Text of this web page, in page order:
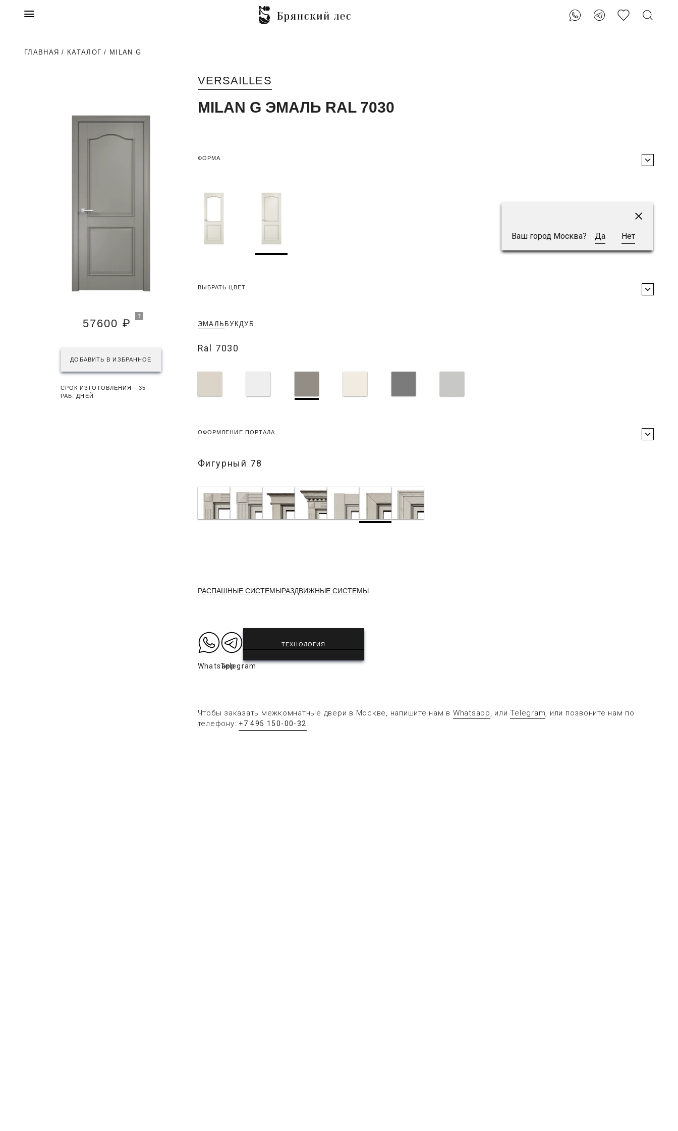
Ваш город Москва? Да Нет
ГЛАВНАЯ / КАТАЛОГ / MILAN G
57600 ₽
ДОБАВИТЬ В ИЗБРАННОЕ
СРОК ИЗГОТОВЛЕНИЯ - 35
РАБ. ДНЕЙ
VERSAILLES
MILAN G ЭМАЛЬ RAL 7030
ФОРМА
ВЫБРАТЬ ЦВЕТ
ЭМАЛЬ БУК ДУБ
Ral 7030
ОФОРМЛЕНИЕ ПОРТАЛА
Фигурный 78
РАСПАШНЫЕ СИСТЕМЫРАЗДВИЖНЫЕ СИСТЕМЫ
WhatsappTelegram
ТЕХНОЛОГИЯ
Чтобы заказать межкомнатные двери в Москве, напишите нам в Whatsapp, илиTelegram, или позвоните нам по
телефону: +7 495 150-00-32 .